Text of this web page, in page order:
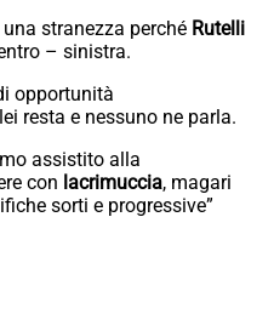
stranezza perché Rutelli
– sinistra.
opportunità
resta e nessuno ne parla.
assistito alla
con lacrimuccia, magari
sorti e progressive”